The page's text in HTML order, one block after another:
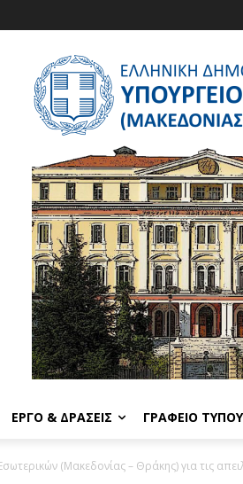
ΈΡΓΟ & ΔΡΆΣΕΙΣ ΓΡΑΦΕΊΟ ΤΎΠΟΥ
(Μακεδονίας – Θράκης) για τις